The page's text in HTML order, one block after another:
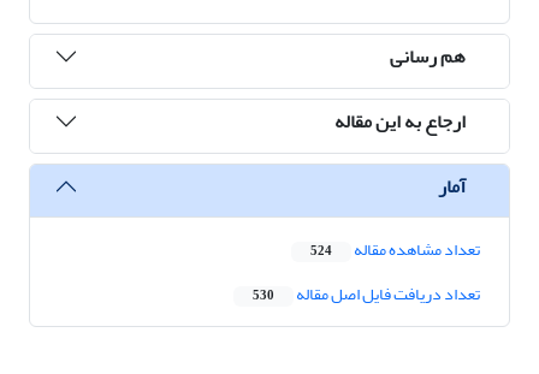
هم رسانی
ارجاع به این مقاله
آمار
تعداد مشاهده مقاله 524
تعداد دریافت فایل اصل مقاله 530